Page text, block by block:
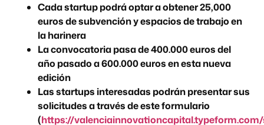
Cada startup podrá optar a obtener 25,000
euros de subvención y espacios de trabajo en
la harinera
La convocatoria pasa de 400.000 euros del
año pasado a 600.000 euros en esta nueva
edición
Las startups interesadas podrán presentar sus
solicitudes a través de este formulario
(https://